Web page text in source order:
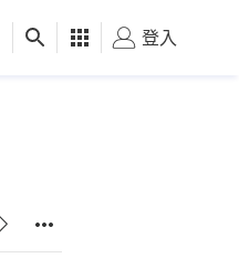
健康 好食玩飛
登入